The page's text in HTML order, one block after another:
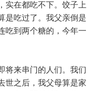
实在都吃不下。饺子上
是吃过了。我父亲倒是
吃到两个糖的，今年一
将来串门的人们。我们
世之后，我父母算是家